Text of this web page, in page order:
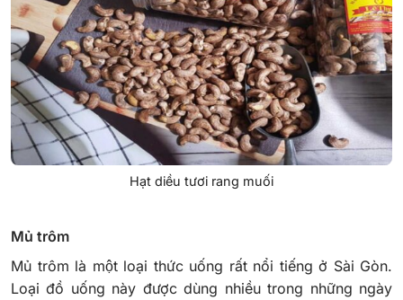
Hạt diều tươi rang muối
Mủ trôm
Mủ trôm là một loại thức uống rất nổi tiếng ở Sài Gòn.
Loại đồ uống này được dùng nhiều trong những ngày